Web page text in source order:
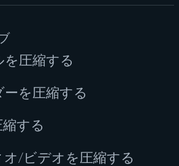
圧縮する
を圧縮する
する
オ/ビデオを圧縮する